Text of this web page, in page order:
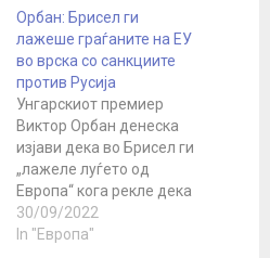
Орбан: Брисел ги
лажеше граѓаните на ЕУ
во врска со санкциите
против Русија
Унгарскиот премиер
Виктор Орбан денеска
изјави дека во Брисел ги
„лажеле луѓето од
Европа“ кога рекле дека
санкциите против
Москва нема да се
30/09/2022
In "Европа"